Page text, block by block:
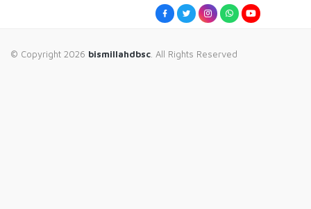
© Copyright 2026 bismillahdbsc . All Rights Reserved